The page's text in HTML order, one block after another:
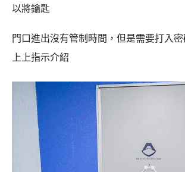
以將鑰匙
門口進出沒有管制時間，但是需要打入
上上指示介紹